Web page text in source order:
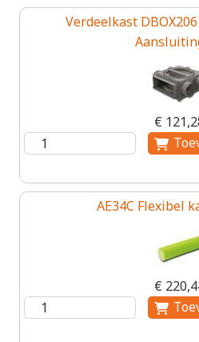
Verdeelkast
€
AE34C Flexibel
€